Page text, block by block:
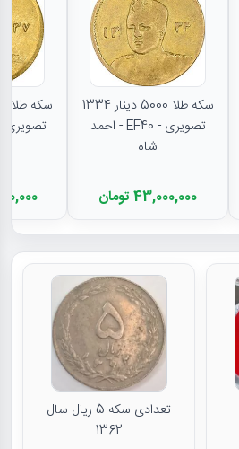
سکه طلا 5000 دینار 1334
تصویری - EF40 - احمد
شاه
43,000,000 تومان
تعدادی سکه 5 ریال سال
1362